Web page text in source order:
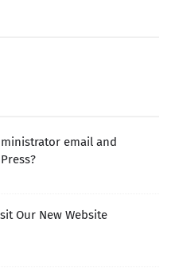
email and
Our New Website